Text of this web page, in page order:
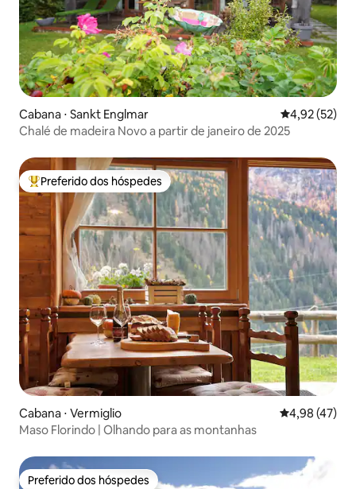
Cabana ⋅ Sankt Englmar 4,92 de uma
4,92 (52)
Chalé de madeira Novo a partir de janeiro de 2025
Entre os melhores preferidos dos hóspedes
Preferido dos hóspedes
Cabana ⋅ Vermiglio 4,98 de uma
4,98 (47)
Maso Florindo | Olhando para as montanhas
Preferido dos hóspedes